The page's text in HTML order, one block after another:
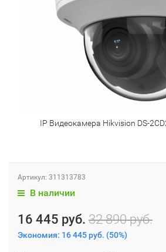
IP Видеокамера Hikvision DS-
Артикул: 311313783
В наличии
16 445 руб. 32 890 руб.
Экономия: 16 445 руб. (50%)